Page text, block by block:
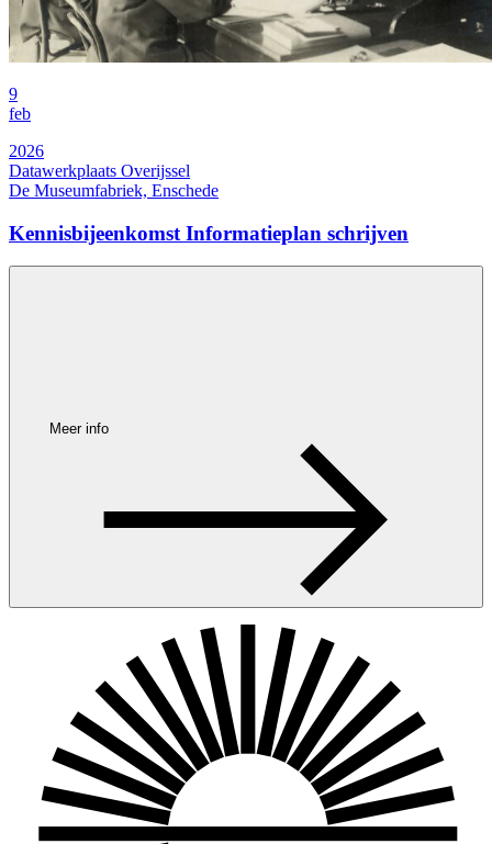
9
feb
2026
Datawerkplaats Overijssel
De Museumfabriek, Enschede
Kennisbijeenkomst Informatieplan schrijven
Meer info